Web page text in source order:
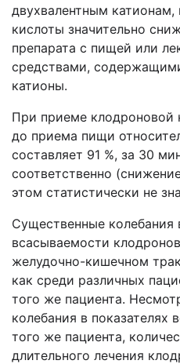
двухвалентным
кислоты значительно
препарата с пищей или
средствами,
катионы.
При приеме клодроновой
до приема пищи
составляет 91 %, за 30
соответственно
этом статистически не
Существенные колебания
всасываемости
желудочно-кишечном
как среди различных
того же пациента.
колебания в показателях
того же пациента,
длительного лечения